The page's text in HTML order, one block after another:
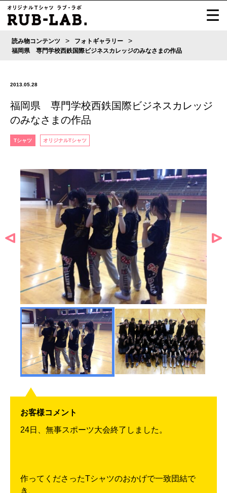
読み物コンテンツ > フォトギャラリー >
福岡県 専門学校西鉄国際ビジネスカレッジのみなさまの作品
2013.05.28
福岡県 専門学校西鉄国際ビジネスカレッジ
のみなさまの作品
Tシャツ オリジナルTシャツ
お客様コメント
24日、無事スポーツ大会終了しました。
作ってくださったTシャツのおかげで一致団結で
き、